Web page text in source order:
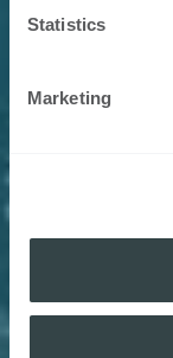
Statistics
Marketing